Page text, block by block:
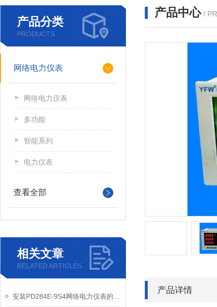
产品分类
PRODUCTS
网络电力仪表
网络电力仪表
多功能
智能系列
电力仪表
查看全部
相关文章
RELATED ARTICLES
产品中心 /
产品详情